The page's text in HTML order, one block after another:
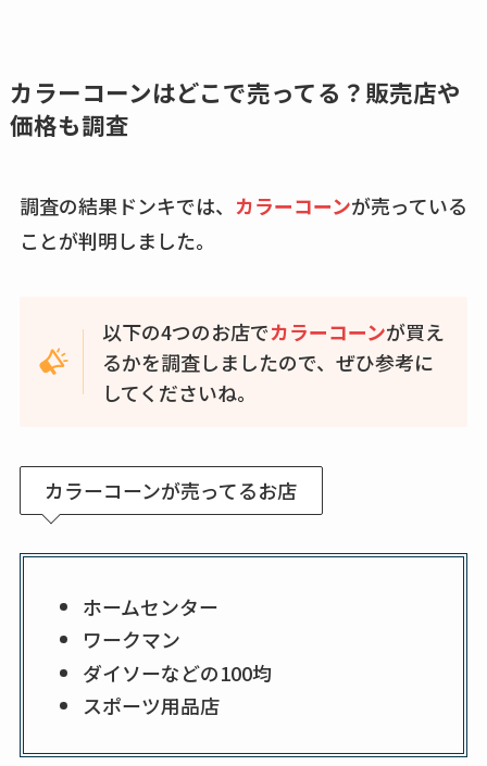
カラーコーンはどこで売ってる？販売店や
価格も調査
調査の結果ドンキでは、 カラーコーンが売っている
ことが判明しました。
以下の4つのお店でカラーコーンが買え
るかを調査しましたので、ぜひ参考に
してくださいね。
カラーコーンが売ってるお店
ホームセンター
ワークマン
ダイソーなどの100均
スポーツ用品店